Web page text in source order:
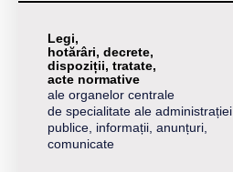
Legi,
hotărâri, decrete,
dispoziții, tratate,
acte normative
ale organelor centrale
de specialitate ale administrației
publice, informații, anunțuri,
comunicate